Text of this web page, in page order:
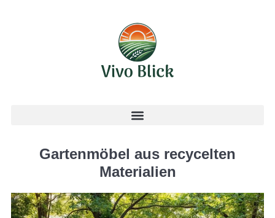
Gartenmöbel aus recycelten
Materialien